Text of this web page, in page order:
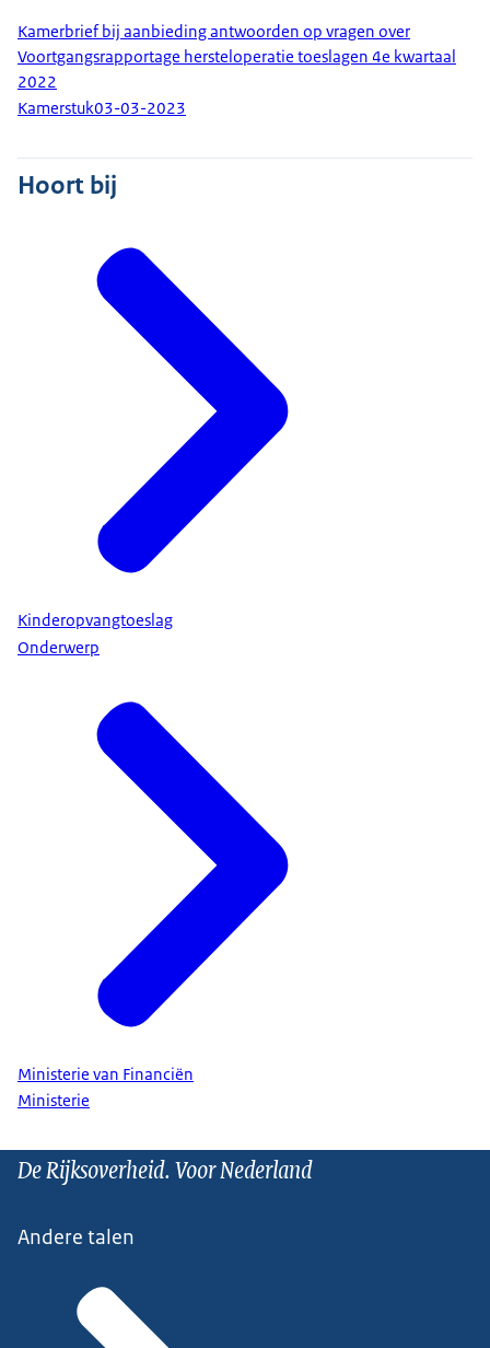
Kamerbrief bij aanbieding antwoorden op vragen over
Voortgangsrapportage hersteloperatie toeslagen 4e kwartaal
2022
Kamerstuk03-03-2023
Hoort bij
Kinderopvangtoeslag
Onderwerp
Ministerie van Financiën
Ministerie
De Rijksoverheid. Voor Nederland
Andere talen